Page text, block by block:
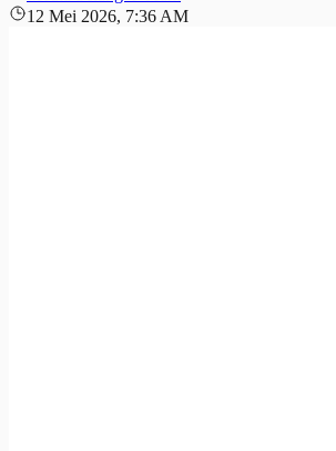
12 Mei 2026, 7:36 AM